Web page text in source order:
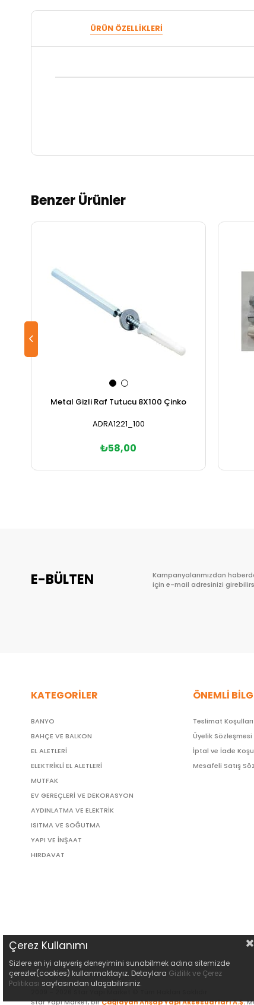
ÜRÜN ÖZELLIKLERI
Benzer Ürünler
Metal Gizli Raf Tutucu 8X100 Çinko
ADRA1221_100
₺58,00
E-BÜLTEN
Kampanyalarımızdan
için e-mail adresinizi
KATEGORİLER
BANYO
BAHÇE VE BALKON
EL ALETLERİ
ELEKTRİKLİ EL ALETLERİ
MUTFAK
EV GEREÇLERİ VE DEKORASYON
AYDINLATMA VE ELEKTRİK
ISITMA VE SOĞUTMA
YAPI VE İNŞAAT
HIRDAVAT
ÖNEMLİ
Teslimat Koşulları
Üyelik Sözleşmesi
İptal ve İade
Mesafeli Satış
Star Yapı Market, birÇağlayan Ahşap Yapı Aksesuarları A.Ş.
Çerez Kullanımı
Sizlere en iyi alışveriş deneyimini sunabilmek adına sitemizde
çerezler(cookies) kullanmaktayız. Detaylara Gizlilik ve Çerez
Politikası sayfasından ulaşabilirsiniz.